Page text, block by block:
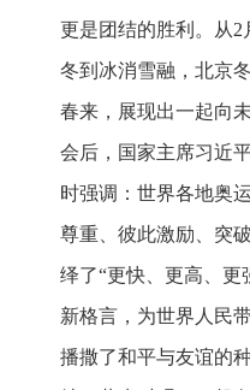
更是团结的胜利。从2
冬到冰消雪融，北京
春来，展现出一起向
会后，国家主席习近
时强调：世界各地奥
尊重、彼此激励、突
绎了“更快、更高、
新格言，为世界人民
播撒了和平与友谊的